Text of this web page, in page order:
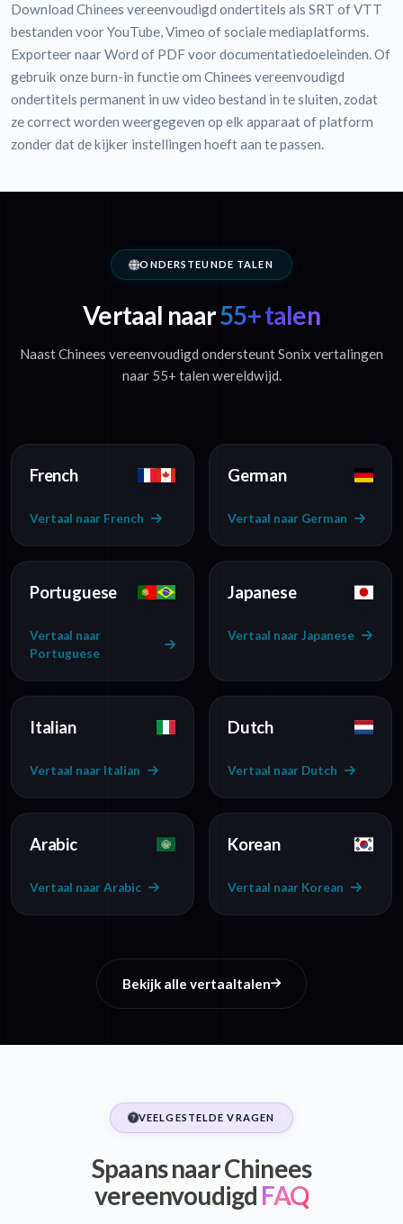
Download Chinees vereenvoudigd ondertitels als SRT of VTT
bestanden voor YouTube, Vimeo of sociale mediaplatforms.
Exporteer naar Word of PDF voor documentatiedoeleinden. Of
gebruik onze burn-in functie om Chinees vereenvoudigd
ondertitels permanent in uw video bestand in te sluiten, zodat
ze correct worden weergegeven op elk apparaat of platform
zonder dat de kijker instellingen hoeft aan te passen.
ONDERSTEUNDE TALEN
Vertaal naar55+ talen
Naast Chinees vereenvoudigd ondersteunt Sonix vertalingen
naar 55+ talen wereldwijd.
French
Vertaal naar French
German
Vertaal naar German
Portuguese
Vertaal naar
Portuguese
Japanese
Vertaal naar Japanese
Italian
Vertaal naar Italian
Dutch
Vertaal naar Dutch
Arabic
Vertaal naar Arabic
Korean
Vertaal naar Korean
Bekijk alle vertaaltalen
VEELGESTELDE VRAGEN
Spaans naar Chinees
vereenvoudigd FAQ